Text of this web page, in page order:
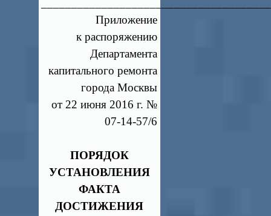
Приложение
к распоряжению
Департамента
капитального ремонта
города Москвы
от 22 июня 2016 г. №
07-14-57/6
ПОРЯДОК
УСТАНОВЛЕНИЯ
ФАКТА
ДОСТИЖЕНИЯ